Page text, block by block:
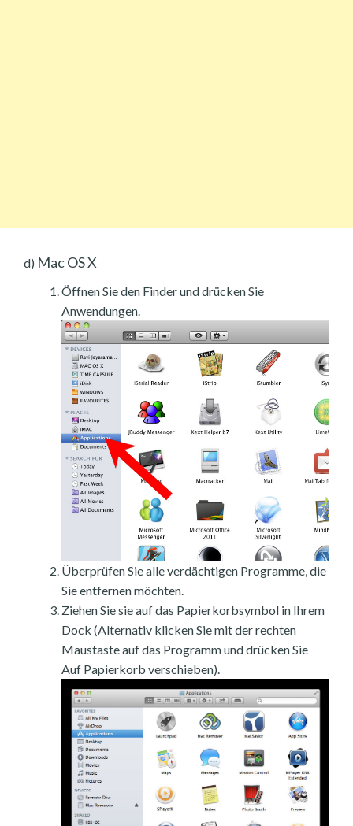
d) Mac OS X
Öffnen Sie den Finder und drücken Sie
Anwendungen.
Überprüfen Sie alle verdächtigen Programme, die
Sie entfernen möchten.
Ziehen Sie sie auf das Papierkorbsymbol in Ihrem
Dock (Alternativ klicken Sie mit der rechten
Maustaste auf das Programm und drücken Sie
Auf Papierkorb verschieben).